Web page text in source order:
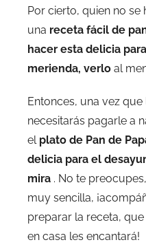
Por cierto, quien no se
una receta fácil de
hacer esta delicia
merienda, verlo al
Entonces, una vez
necesitarás pagarle a
el plato de Pan de
delicia para el
mira . No te
muy sencilla,
preparar la receta,
en casa les encantará!